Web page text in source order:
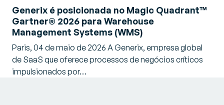
Generix é posicionada no Magic Quadrant™
Gartner® 2026 para Warehouse
Management Systems (WMS)
Paris, 04 de maio de 2026 A Generix, empresa global
de SaaS que oferece processos de negócios críticos
impulsionados por…